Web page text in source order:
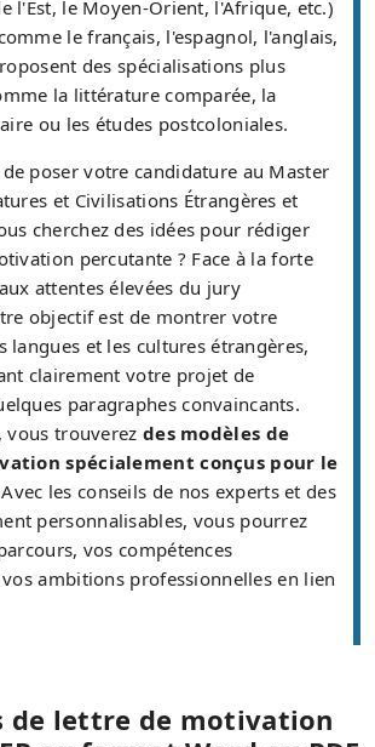
l'Est, le Moyen-Orient, l'Afrique, etc.)
le français, l'espagnol, l'anglais,
des spécialisations plus
la littérature comparée, la
ou les études postcoloniales.
poser votre candidature au Master
et Civilisations Étrangères et
cherchez des idées pour rédiger
percutante ? Face à la forte
attentes élevées du jury
objectif est de montrer votre
langues et les cultures étrangères,
clairement votre projet de
paragraphes convaincants.
vous trouverez des modèles de
spécialement conçus pour le
les conseils de nos experts et des
personnalisables, vous pourrez
vos compétences
ambitions professionnelles en lien
de lettre de motivation